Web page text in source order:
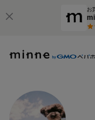
お